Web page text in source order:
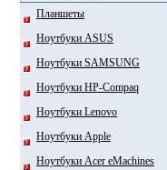
Планшеты
Ноутбуки ASUS
Ноутбуки SAMSUNG
Ноутбуки HP-Compaq
Ноутбуки Lenovo
Ноутбуки Apple
Ноутбуки Acer eMachines